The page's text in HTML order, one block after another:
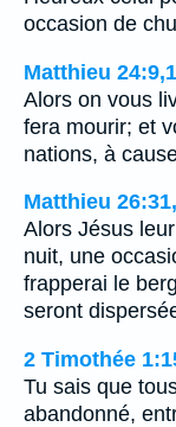
occasion de
Matthieu
Alors on vous
fera mourir; et
nations, à
Matthieu
Alors Jésus
nuit, une
frapperai le
seront
2 Timothée
Tu sais que
abandonné,